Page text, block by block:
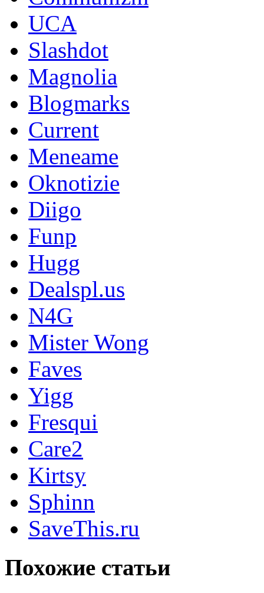
UCA
Slashdot
Magnolia
Blogmarks
Current
Meneame
Oknotizie
Diigo
Funp
Hugg
Dealspl.us
N4G
Mister Wong
Faves
Yigg
Fresqui
Care2
Kirtsy
Sphinn
SaveThis.ru
Похожие статьи